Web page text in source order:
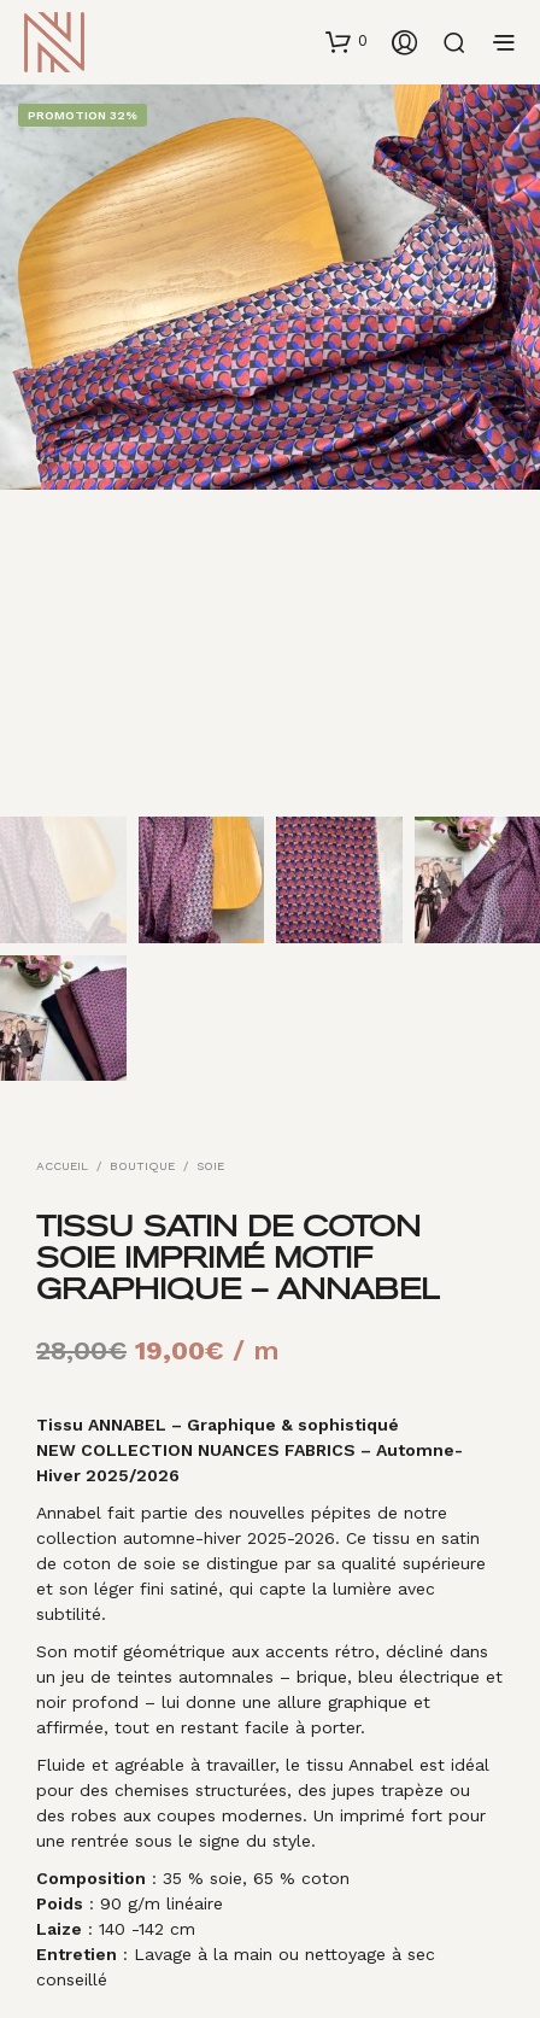
0
PROMOTION 32%
ACCUEIL / BOUTIQUE / SOIE
TISSU SATIN DE COTON
SOIE IMPRIMÉ MOTIF
GRAPHIQUE – ANNABEL
28,00€ Le
initial
était :
28,00€.
19,00€ Le
actuel
19,00€.
/ m
Tissu ANNABEL – Graphique & sophistiqué
NEW COLLECTION NUANCES FABRICS – Automne-
Hiver 2025/2026
Annabel fait partie des nouvelles pépites de notre
collection automne-hiver 2025-2026. Ce tissu en satin
de coton de soie se distingue par sa qualité supérieure
et son léger fini satiné, qui capte la lumière avec
subtilité.
Son motif géométrique aux accents rétro, décliné dans
un jeu de teintes automnales – brique, bleu électrique et
noir profond – lui donne une allure graphique et
affirmée, tout en restant facile à porter.
Fluide et agréable à travailler, le tissu Annabel est idéal
pour des chemises structurées, des jupes trapèze ou
des robes aux coupes modernes. Un imprimé fort pour
une rentrée sous le signe du style.
Composition : 35 % soie, 65 % coton
Poids : 90 g/m linéaire
Laize : 140 -142 cm
Entretien : Lavage à la main ou nettoyage à sec
conseillé